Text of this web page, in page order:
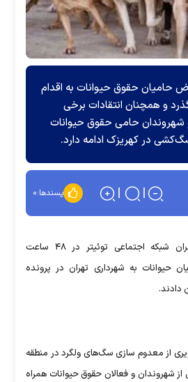
حامیان حقوق حیوانات به اقدام
و همچنان انتقادات برخی
حامی حقوق حیوانات
سگ‌کشی در کهریزک ادامه دارد.
پسندها:۰
کاربران شبکه اجتماعی توئیتر در ۴۸ ساعت
حیوانات به شهرداری تهران در پرونده
دادند.
از معدوم سازی سگ‌های ولگرد در منطقه
از شهروندان و فعالان حقوق حیوانات همراه